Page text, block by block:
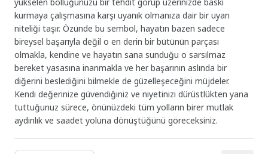
kurmaya çalışmasına karşı uyanık olmanıza dair bir uyarı
niteliği taşır. Özünde bu sembol, hayatın bazen sadece
bireysel başarıyla değil o en derin bir bütünün parçası
olmakla, kendine ve hayatın sana sunduğu o sarsılmaz
bereket yasasına inanmakla ve her başarının aslında bir
diğerini beslediğini bilmekle de güzelleşeceğini müjdeler.
Kendi değerinize güvendiğiniz ve niyetinizi dürüstlükten yana
tuttuğunuz sürece, önünüzdeki tüm yolların birer mutlak
aydınlık ve saadet yoluna dönüştüğünü göreceksiniz.